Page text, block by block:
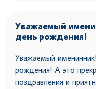
Уважаемый
день рождения!
Уважаемый
рождения! А это
поздравления и